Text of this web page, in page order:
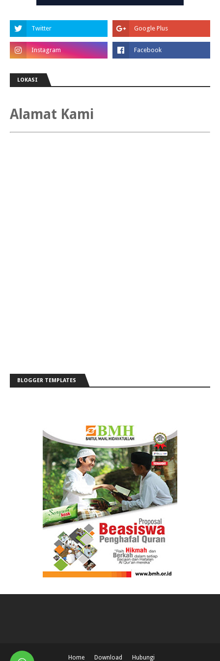
LOKASI
Alamat Kami
BLOGGER TEMPLATES
Home Download Hubungi